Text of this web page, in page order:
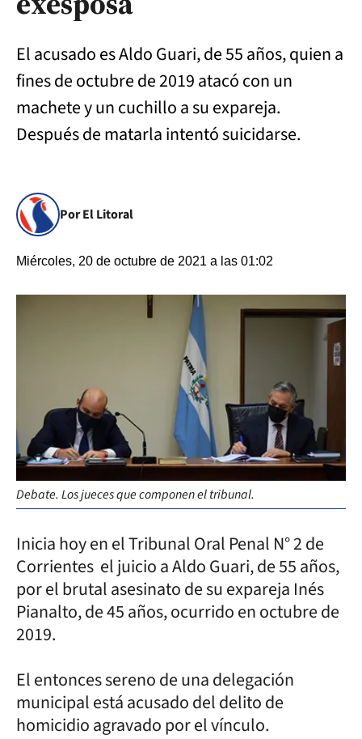
El acusado es Aldo Guari, de 55 años, quien a
fines de octubre de 2019 atacó con un
machete y un cuchillo a su expareja.
Después de matarla intentó suicidarse.
Por El Litoral
Miércoles, 20 de octubre de 2021 a las 01:02
Debate. Los jueces que componen el tribunal.
Inicia hoy en el Tribunal Oral Penal N° 2 de
Corrientes el juicio a Aldo Guari, de 55 años,
por el brutal asesinato de su expareja Inés
Pianalto, de 45 años, ocurrido en octubre de
2019.
El entonces sereno de una delegación
municipal está acusado del delito de
homicidio agravado por el vínculo.